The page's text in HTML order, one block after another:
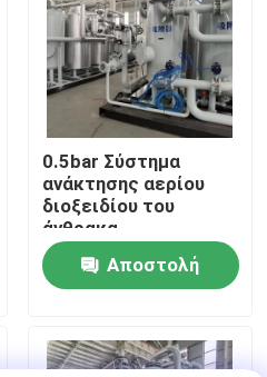
αγνότητας
0.5bar Σύστημα
ανάκτησης αερίου
διοξειδίου του
άνθρακα
Εξοικονόμηση
ενέργειας Μικρή
συντήρηση
Αποστολή